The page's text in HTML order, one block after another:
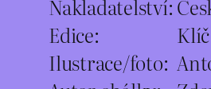
Nakladatelství:
Edice:
Ilustrace/foto: